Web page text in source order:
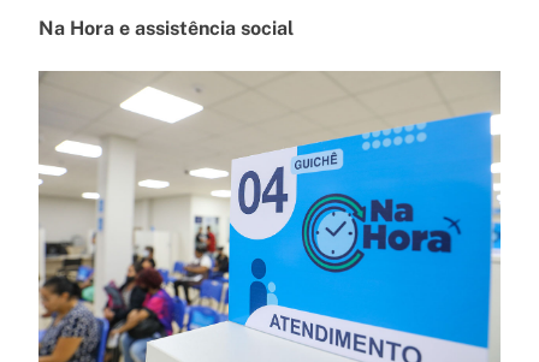
Na Hora e assistência social